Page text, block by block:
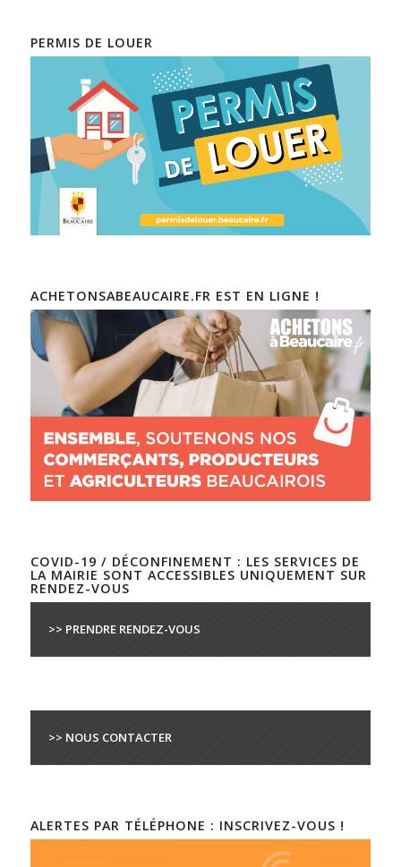
PERMIS DE LOUER
ACHETONSABEAUCAIRE.FR EST EN LIGNE !
COVID-19 / DÉCONFINEMENT : LES SERVICES DE
LA MAIRIE SONT ACCESSIBLES UNIQUEMENT SUR
RENDEZ-VOUS
>> PRENDRE RENDEZ-VOUS
>> NOUS CONTACTER
ALERTES PAR TÉLÉPHONE : INSCRIVEZ-VOUS !